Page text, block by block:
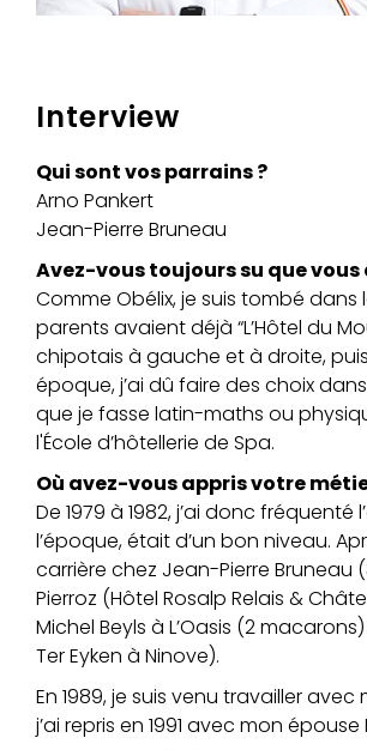
Interview
Qui sont vos parrains ?
Arno Pankert
Jean-Pierre Bruneau
Avez-vous toujours su que
Comme Obélix, je suis tombé
parents avaient déjà “L’Hôtel du
chipotais à gauche et à droite, puis
époque, j’ai dû faire des choix
que je fasse latin-maths ou
l'École d’hôtellerie de Spa.
Où avez-vous appris votre
De 1979 à 1982, j’ai donc
l’époque, était d’un bon niveau.
carrière chez Jean-Pierre Bruneau
Pierroz (Hôtel Rosalp Relais &
Michel Beyls à L’Oasis (2
Ter Eyken à Ninove).
En 1989, je suis venu travailler
j’ai repris en 1991 avec mon épouse